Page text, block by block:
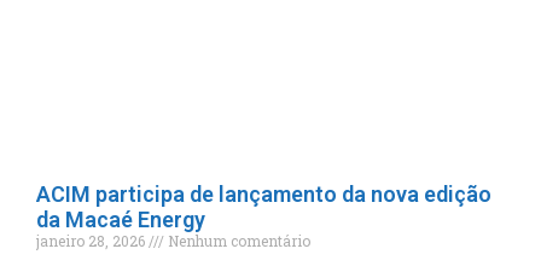
ACIM participa de lançamento da nova edição
da Macaé Energy
janeiro 28, 2026
Nenhum comentário